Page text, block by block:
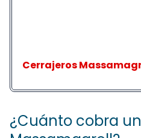
Cerrajeros
¿Cuánto cobra